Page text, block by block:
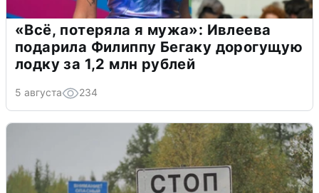
«Всё, потеряла я мужа»: Ивлеева
подарила Филиппу Бегаку дорогущую
лодку за 1,2 млн рублей
5 августа 234